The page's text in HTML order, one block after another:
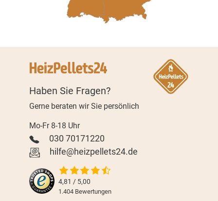
Haben Sie Fragen?
Gerne beraten wir Sie persönlich
Mo-Fr 8-18 Uhr
030 70171220
hilfe@heizpellets24.de
4,81 / 5,00
1.404 Bewertungen